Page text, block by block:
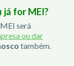
já for MEI?
será
ou dar
também.